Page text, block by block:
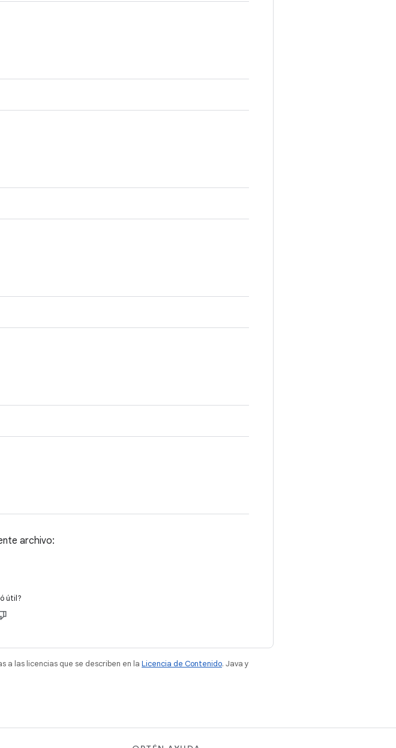
archivo:
útil?
a las licencias que se describen en la Licencia de Contenido. Java y